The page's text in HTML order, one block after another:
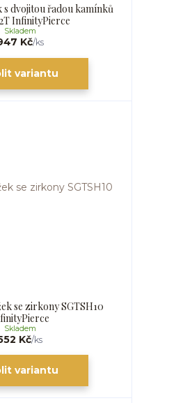
dvojitou řadou kamínků
InfinityPierce
Kč/ks
Skladem
variantu
se zirkony SGTSH10
Kč/ks
Skladem
variantu